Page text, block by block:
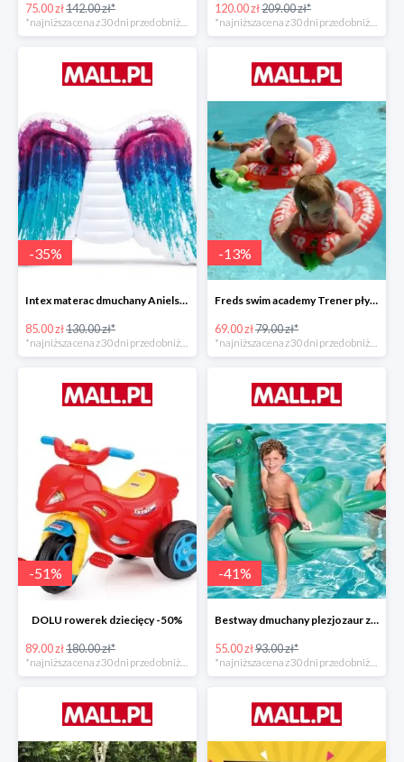
75.00 zł142.00 zł*
*najniższa cena z 30 dni przed obniżką
120.00 zł209.00 zł*
*najniższa cena z 30 dni przed obniżką
-35%
Intex materac dmuchany Anielskie skrzydła -34%
85.00 zł130.00 zł*
-13%
Freds swim academy Trener pływania
69.00 zł79.00 zł*
-51%
DOLU rowerek dziecięcy -50%
89.00 zł180.00 zł*
*najniższa cena z 30 dni przed obniżką
-41%
Bestway dmuchany plezjozaur z uchwytami -40%
55.00 zł93.00 zł*
*najniższa cena z 30 dni przed obniżką